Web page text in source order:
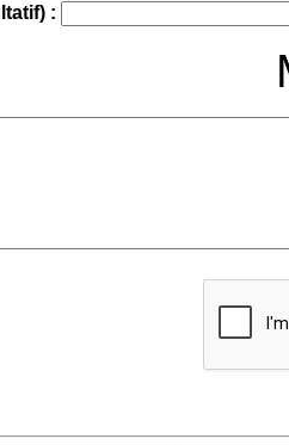
: